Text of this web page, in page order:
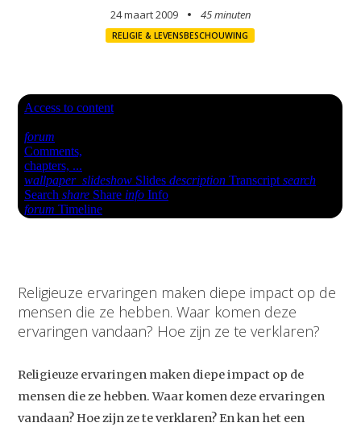
24 maart 2009 45 minuten
RELIGIE & LEVENSBESCHOUWING
Religieuze ervaringen maken diepe impact op de
mensen die ze hebben. Waar komen deze
ervaringen vandaan? Hoe zijn ze te verklaren?
Religieuze ervaringen maken diepe impact op de
mensen die ze hebben. Waar komen deze ervaringen
vandaan? Hoe zijn ze te verklaren? En kan het een